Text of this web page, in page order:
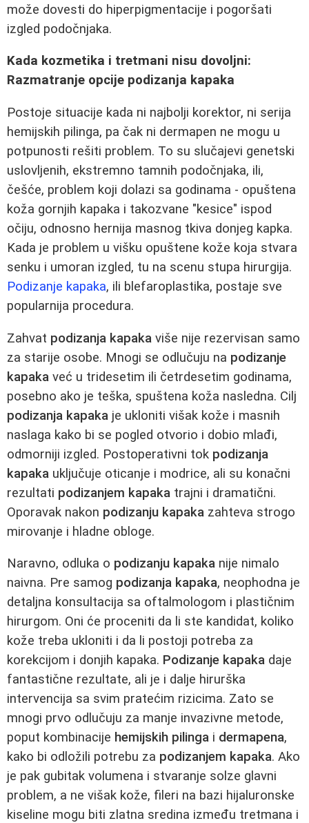
može dovesti do hiperpigmentacije i pogoršati
izgled podočnjaka.
Kada kozmetika i tretmani nisu dovoljni:
Razmatranje opcije podizanja kapaka
Postoje situacije kada ni najbolji korektor, ni serija
hemijskih pilinga, pa čak ni dermapen ne mogu u
potpunosti rešiti problem. To su slučajevi genetski
uslovljenih, ekstremno tamnih podočnjaka, ili,
češće, problem koji dolazi sa godinama - opuštena
koža gornjih kapaka i takozvane "kesice" ispod
očiju, odnosno hernija masnog tkiva donjeg kapka.
Kada je problem u višku opuštene kože koja stvara
senku i umoran izgled, tu na scenu stupa hirurgija.
Podizanje kapaka, ili blefaroplastika, postaje sve
popularnija procedura.
Zahvat podizanja kapaka više nije rezervisan samo
za starije osobe. Mnogi se odlučuju na podizanje
kapaka već u tridesetim ili četrdesetim godinama,
posebno ako je teška, spuštena koža nasledna. Cilj
podizanja kapaka je ukloniti višak kože i masnih
naslaga kako bi se pogled otvorio i dobio mlađi,
odmorniji izgled. Postoperativni tok podizanja
kapaka uključuje oticanje i modrice, ali su konačni
rezultati podizanjem kapaka trajni i dramatični.
Oporavak nakon podizanju kapaka zahteva strogo
mirovanje i hladne obloge.
Naravno, odluka o podizanju kapaka nije nimalo
naivna. Pre samog podizanja kapaka, neophodna je
detaljna konsultacija sa oftalmologom i plastičnim
hirurgom. Oni će proceniti da li ste kandidat, koliko
kože treba ukloniti i da li postoji potreba za
korekcijom i donjih kapaka. Podizanje kapaka daje
fantastične rezultate, ali je i dalje hirurška
intervencija sa svim pratećim rizicima. Zato se
mnogi prvo odlučuju za manje invazivne metode,
poput kombinacije hemijskih pilinga i dermapena,
kako bi odložili potrebu za podizanjem kapaka. Ako
je pak gubitak volumena i stvaranje solze glavni
problem, a ne višak kože, fileri na bazi hijaluronske
kiseline mogu biti zlatna sredina između tretmana i